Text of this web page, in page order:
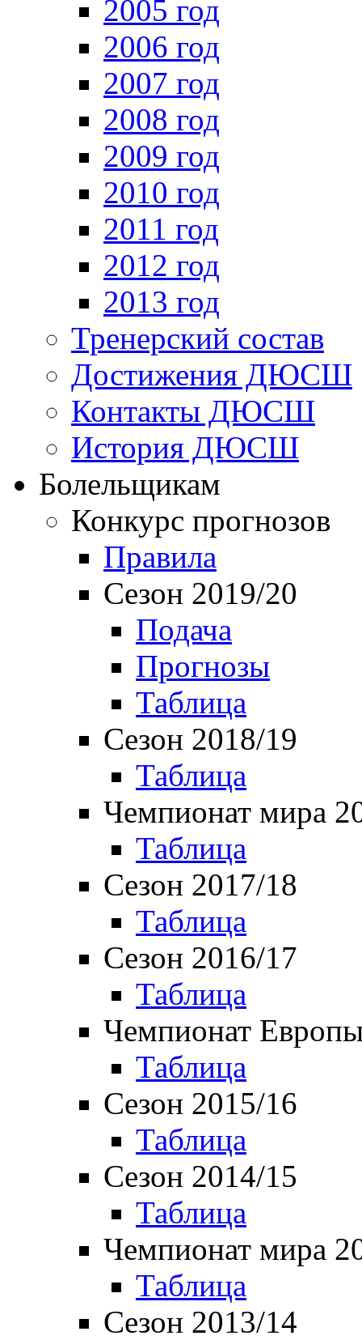
2005 год
2006 год
2007 год
2008 год
2009 год
2010 год
2011 год
2012 год
2013 год
Тренерский состав
Достижения ДЮСШ
Контакты ДЮСШ
История ДЮСШ
Болельщикам
Конкурс прогнозов
Правила
Сезон 2019/20
Подача
Прогнозы
Таблица
Сезон 2018/19
Таблица
Чемпионат мира
Таблица
Сезон 2017/18
Таблица
Сезон 2016/17
Таблица
Чемпионат
Таблица
Сезон 2015/16
Таблица
Сезон 2014/15
Таблица
Чемпионат мира
Таблица
Сезон 2013/14